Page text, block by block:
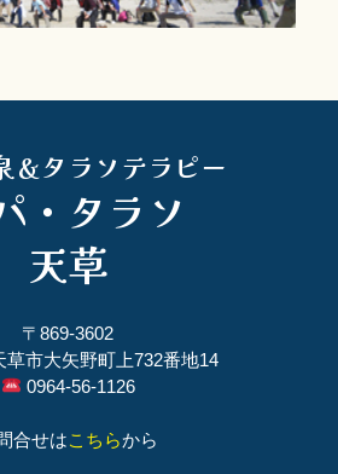
＆タラソテラピー
・タラソ
天草
〒869-3602
草市大矢野町上732番地14
0964-56-1126
合せはこちらから